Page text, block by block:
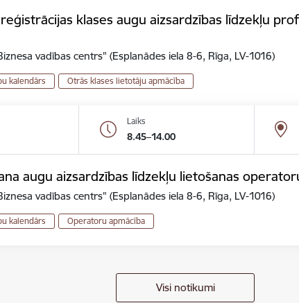
klases augu aizsardzības līdzekļu
vadības centrs" (Esplanādes iela 8-6, Rīga, LV-1016)
kalendārs Otrās klases lietotāju apmācība
Laiks
8.45–14.00
augu aizsardzības līdzekļu lietošanas
vadības centrs" (Esplanādes iela 8-6, Rīga, LV-1016)
kalendārs Operatoru apmācība
Visi notikumi